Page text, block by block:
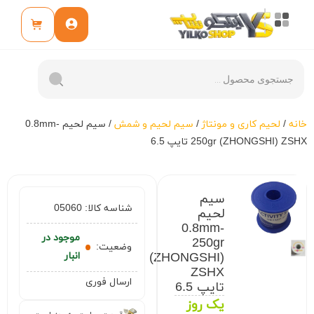
خانه/ لحیم کاری و مونتاژ/ سیم لحیم و شمش
/ سيم لحيم 0.8mm-
250gr (ZHONGSHI) ZSHX تايپ 6.5
سيم
لحيم
0.8mm-
250gr
(ZHONGSHI)
ZSHX
تايپ 6.5
یک روز
شناسه کالا:05060
وضعیت:
موجود در
انبار
ارسال فوری